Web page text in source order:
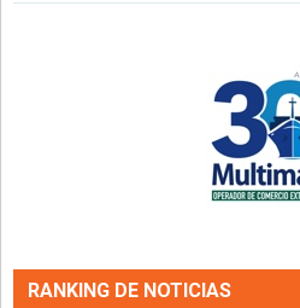
RANKING DE NOTICIAS